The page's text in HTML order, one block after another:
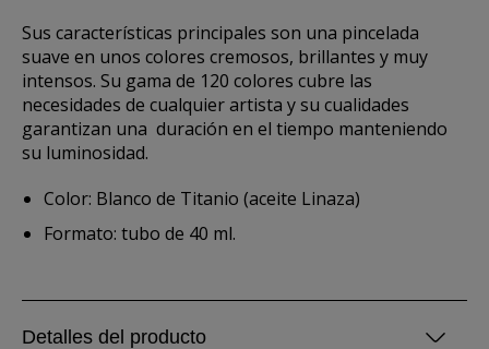
Sus características principales son una pincelada
suave en unos colores cremosos, brillantes y muy
intensos. Su gama de 120 colores cubre las
necesidades de cualquier artista y su cualidades
garantizan una duración en el tiempo manteniendo
su luminosidad.
Color: Blanco de Titanio (aceite Linaza)
Formato: tubo de 40 ml.
Detalles del producto